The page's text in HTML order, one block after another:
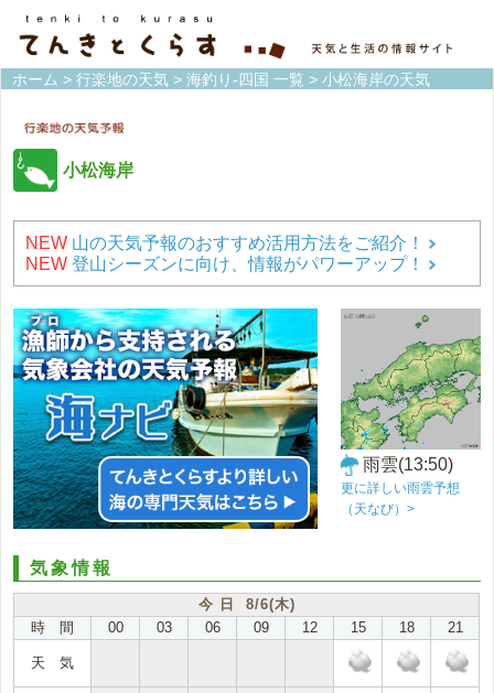
ホーム > 行楽地の天気 > 海釣り-四国 一覧 > 小松海岸の天気
小松海岸
NEW 山の天気予報のおすすめ活用方法をご紹介！
NEW 登山シーズンに向け、情報がパワーアップ！
雨雲(13:50)
更に詳しい雨雲予想
（天なび）>
気象情報
今 日 8/6(木)
時 間
00 03 06 09 12 15 18 21
天 気